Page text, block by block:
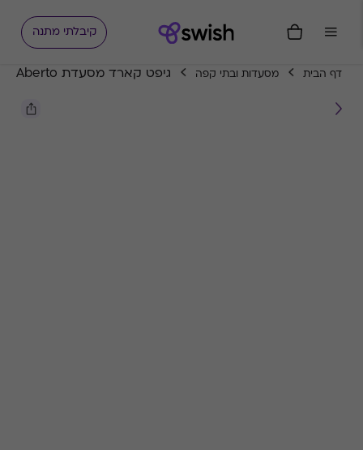
קיבלתי מתנה
דף הבית מסעדות ובתי קפה גיפט קארד מסעדת Aberto